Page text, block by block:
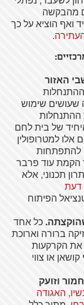
מהבקשה
ואף הוציא על כך
.
:
האזור
ההתנחלות
שעושים שימוש
ההתנחלות
של בית לחם
למטרופולין
להתפתחות
הקמת עוד פרבר
תכנוני, אלא
דעת
הפיתוח
. כל אחד
ברורה וארוכת
את הקרקעות
או צווי
וזועק
האגודה